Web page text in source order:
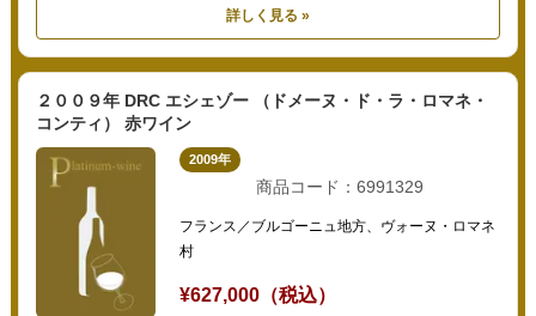
詳しく見る »
２００９年 DRC エシェゾー （ドメーヌ・ド・ラ・ロマネ・
コンティ） 赤ワイン
2009年
商品コード：6991329
フランス／ブルゴーニュ地方、ヴォーヌ・ロマネ
村
¥627,000（税込）